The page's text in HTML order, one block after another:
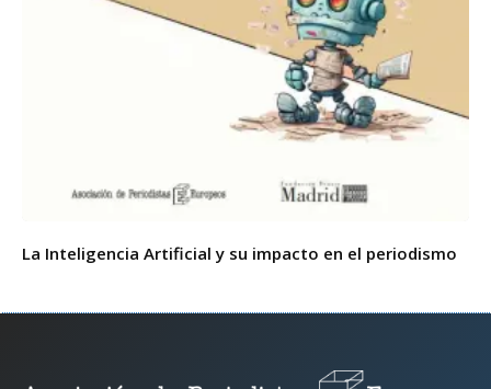
La Inteligencia Artificial y su impacto en el periodismo